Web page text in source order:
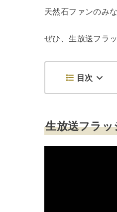
天然石ファンのみ
ぜひ、生放送フラ
目次
生放送フラ